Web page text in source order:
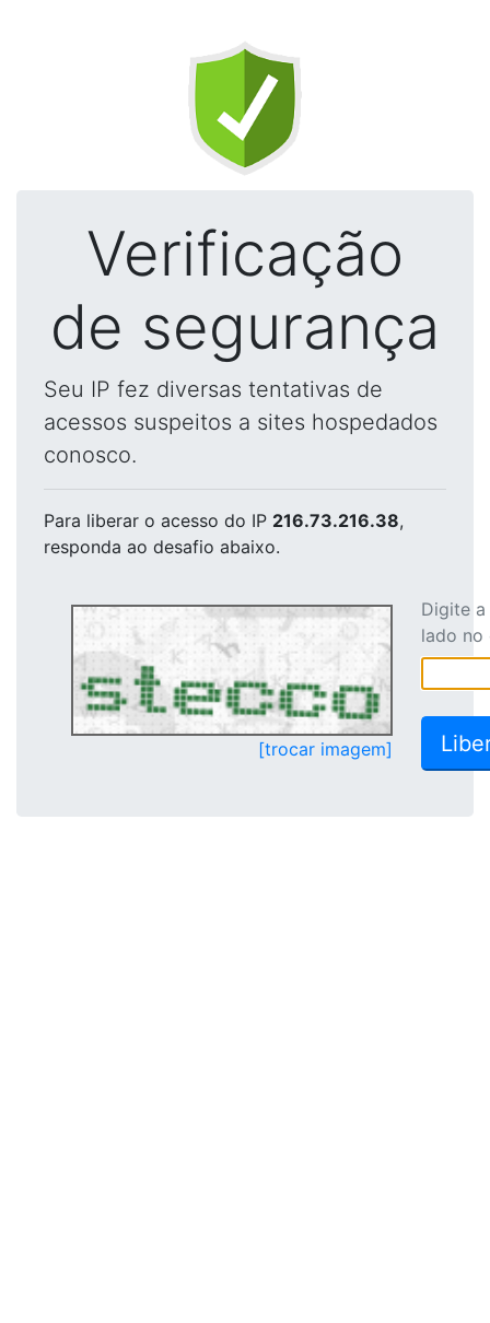
Verificação
de segurança
Seu IP fez diversas tentativas de
acessos suspeitos a sites hospedados
conosco.
Para liberar o acesso do IP 216.73.216.38,
responda ao desafio abaixo.
[trocar imagem]
Digite
lado no